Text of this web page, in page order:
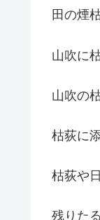
田の煙
山吹に
山吹の
枯荻に
枯荻や
残りた